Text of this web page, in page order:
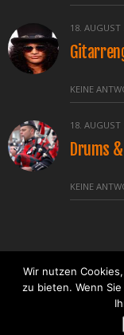
18. AUGUST
KEINE
18. AUGUST
Drums
KEINE
Wir nutzen
zu bieten. Wenn